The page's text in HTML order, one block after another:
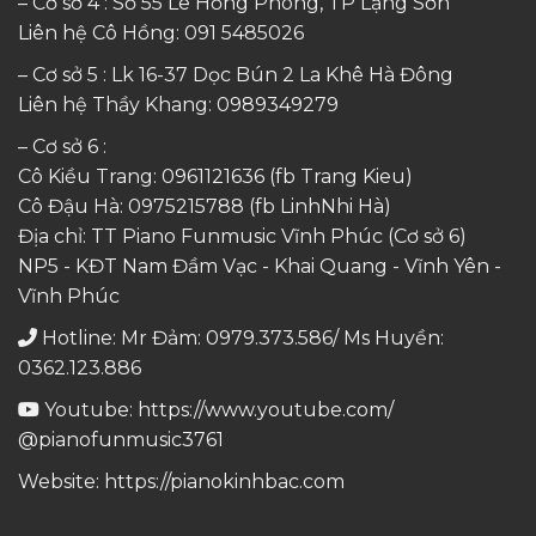
Liên hệ Cô Hồng: 091 5485026
– Cơ sở 5 : Lk 16-37 Dọc Bún 2 La Khê Hà Đông
Liên hệ Thầy Khang: 0989349279
– Cơ sở 6 :
Cô Kiều Trang: 0961121636 (fb Trang Kieu)
Cô Đậu Hà: 0975215788 (fb LinhNhi Hà)
Địa chỉ: TT Piano Funmusic Vĩnh Phúc (Cơ sở 6)
NP5 - KĐT Nam Đầm Vạc - Khai Quang - Vĩnh Yên -
Vĩnh Phúc
Hotline: Mr Đảm: 0979.373.586/ Ms Huyền:
0362.123.886
Youtube: https://www.youtube.com/
@pianofunmusic3761
Website: https://pianokinhbac.com